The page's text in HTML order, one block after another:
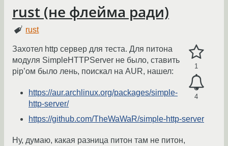
rust (не флейма ради)
rust
1
4
Захотел http сервер для теста. Для питона
модуля SimpleHTTPServer не было, ставить
pip’ом было лень, поискал на AUR, нашел:
https://aur.archlinux.org/packages/simple-
http-server/
https://github.com/TheWaWaR/simple-http-server
Ну, думаю, какая разница питон там не питон,